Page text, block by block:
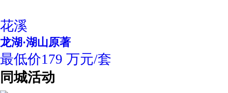
花溪
龙湖·湖山原著
最低价179 万元/套
同城活动